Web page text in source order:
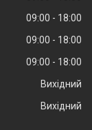
09:00
18:00
09:00
18:00
09:00
18:00
Вихідний
Вихідний